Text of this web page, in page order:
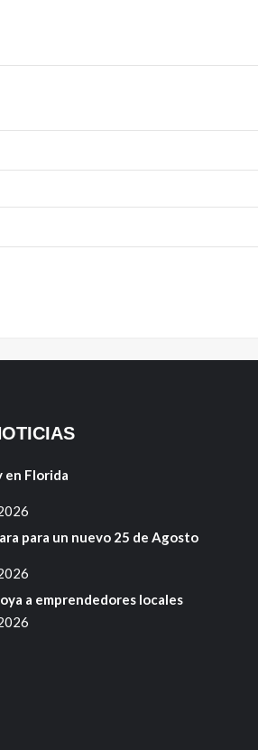
en Florida
para un nuevo 25 de Agosto
a emprendedores locales